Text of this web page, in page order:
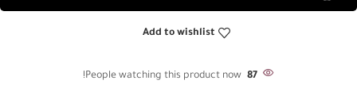
Add to wishlist
87
People watching this product now!